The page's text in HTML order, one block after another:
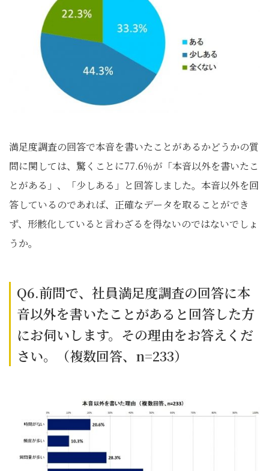
満足度調査の回答で本音を書いたことがあるかどうかの質
問に関しては、驚くことに77.6％が「本音以外を書いたこ
とがある」、「少しある」と回答しました。本音以外を回
答しているのであれば、正確なデータを取ることができ
ず、形骸化していると言わざるを得ないのではないでしょ
うか。
Q6.前問で、社員満足度調査の回答に本
音以外を書いたことがあると回答した方
にお伺いします。その理由をお答えくだ
さい。（複数回答、n=233）